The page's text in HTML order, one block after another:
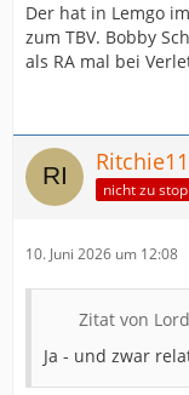
Der hat in Lemgo
zum TBV. Bobby
als RA mal bei
Ritchie11
nicht zu
10. Juni 2026 um 12:08
Zitat von
Ja - und zwar